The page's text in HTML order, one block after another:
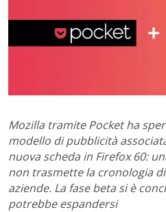
Mozilla tramite Pocket ha
modello di pubblicità
nuova scheda in Firefox 60:
non trasmette la cronologia
aziende. La fase beta si è
potrebbe espandersi